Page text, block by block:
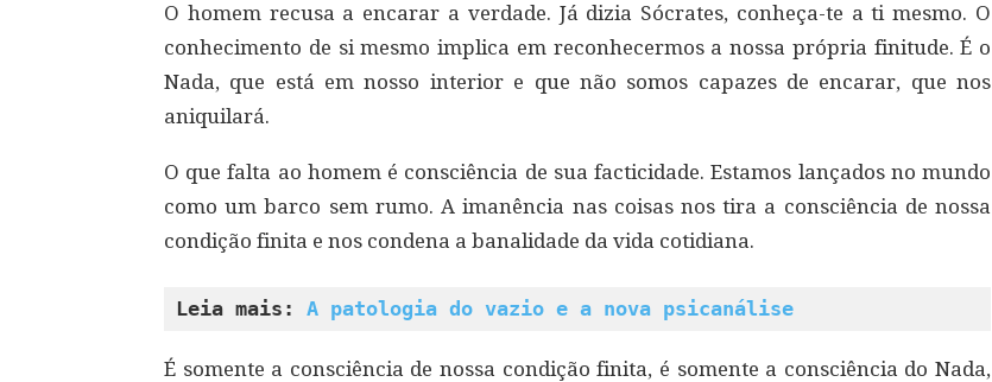
O homem recusa a encarar a verdade. Já dizia Sócrates, conheça-te a ti mesmo. O
conhecimento de si mesmo implica em reconhecermos a nossa própria finitude. É o
Nada, que está em nosso interior e que não somos capazes de encarar, que nos
aniquilará.
O que falta ao homem é consciência de sua facticidade. Estamos lançados no mundo
como um barco sem rumo. A imanência nas coisas nos tira a consciência de nossa
condição finita e nos condena a banalidade da vida cotidiana.
Leia mais: A patologia do vazio e a nova psicanálise
É somente a consciência de nossa condição finita, é somente a consciência do Nada,